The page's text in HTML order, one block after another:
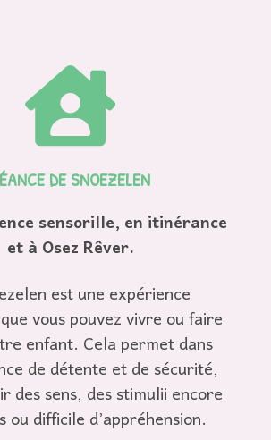

DE SNOEZELEN
sensorille, en itinérance
et à Osez Rêver.
est une expérience
vous pouvez vivre ou faire
enfant. Cela permet dans
de détente et de sécurité,
des sens, des stimulii encore
ou difficile d’appréhension.